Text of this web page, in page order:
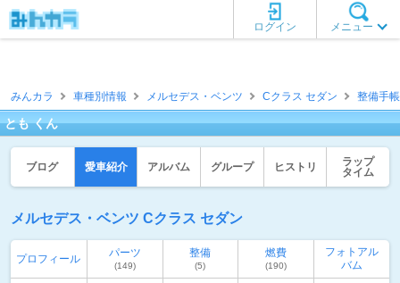
メニュー
ログイン
みんカラ 車種別情報 メルセデス・ベンツ Cクラス セダン 整備手帳
とも くん
ブログ 愛車紹介 アルバム グループ ヒストリ
ラップ
タイム
メルセデス・ベンツ Cクラス セダン
プロフィール パーツ
(149)
整備
(5)
燃費
(190)
フォトアル
バム